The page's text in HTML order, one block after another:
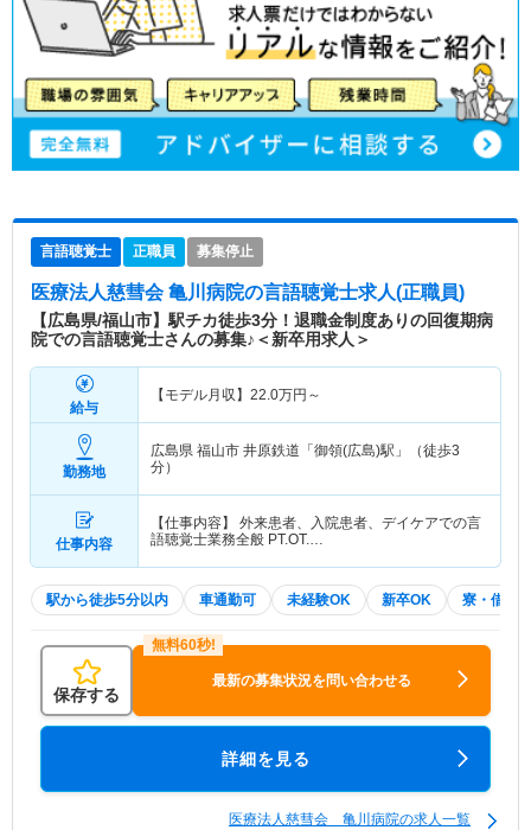
言語聴覚士 正職員 募集停止
医療法人慈彗会 亀川病院の言語聴覚士求人(正職員)
【広島県/福山市】駅チカ徒歩3分！退職金制度ありの回復期病
院での言語聴覚士さんの募集♪＜新卒用求人＞
給与
【モデル月収】 22.0万円～
勤務地
広島県 福山市 井原鉄道「御領(広島)駅」（徒歩3
分）
仕事内容
【仕事内容】 外来患者、入院患者、デイケアでの言
語聴覚士業務全般 PT.OT.…
駅から徒歩5分以内 車通勤可 未経験OK 新卒OK 寮・借り
保存する
最新の募集状況を問い合わせる
詳細を見る
医療法人慈彗会 亀川病院の求人一覧